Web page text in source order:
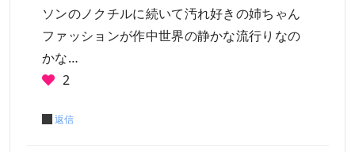
ソンのノクチルに続いて汚れ好きの姉ちゃん
ファッションが作中世界の静かな流行りなの
かな…
2
返信